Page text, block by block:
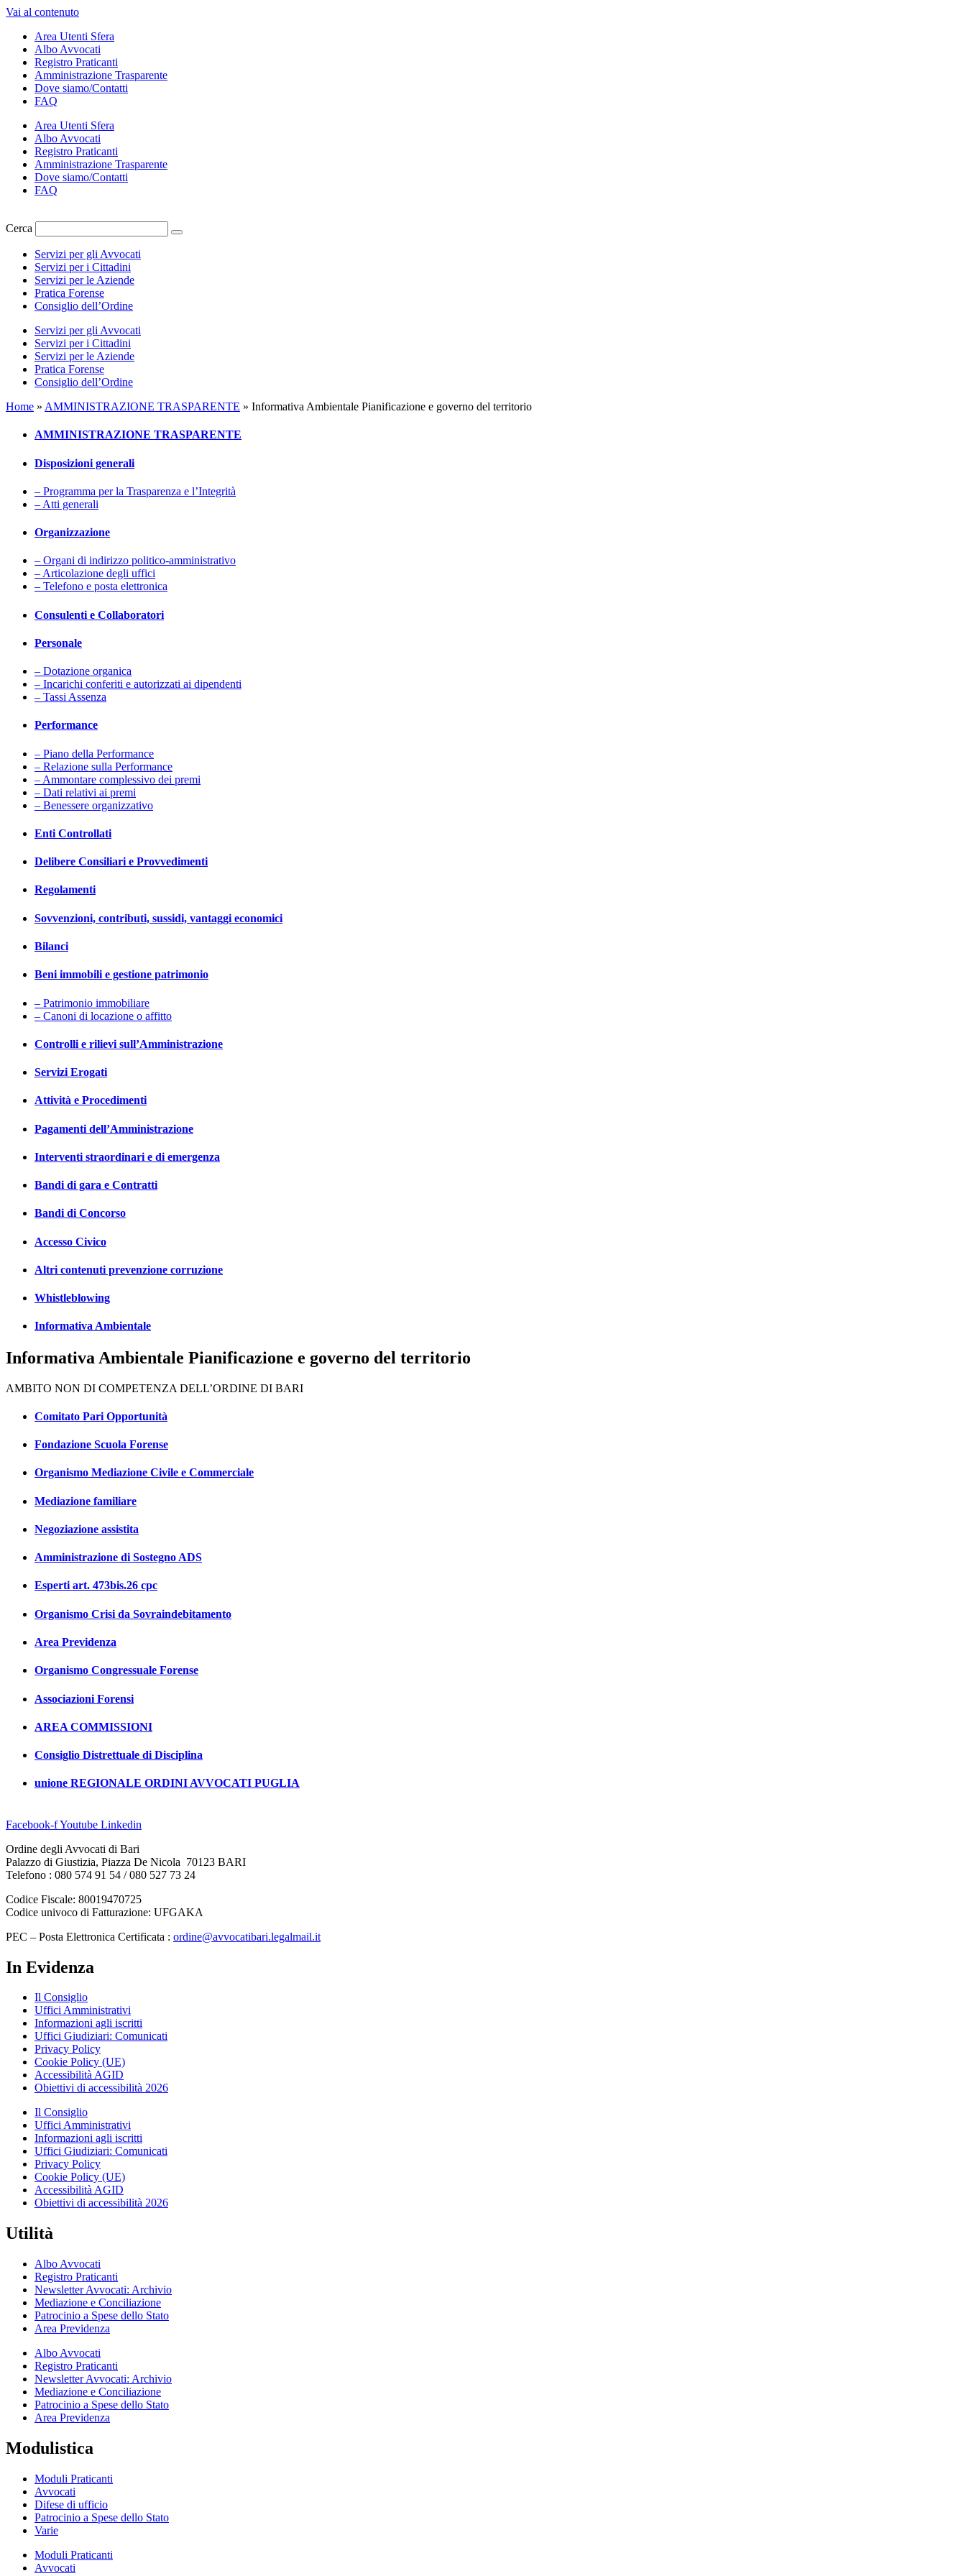
Vai al contenuto
Area Utenti Sfera
Albo Avvocati
Registro Praticanti
Amministrazione Trasparente
Dove siamo/Contatti
FAQ
Area Utenti Sfera
Albo Avvocati
Registro Praticanti
Amministrazione Trasparente
Dove siamo/Contatti
FAQ
Cerca
Servizi per gli Avvocati
Servizi per i Cittadini
Servizi per le Aziende
Pratica Forense
Consiglio dell’Ordine
Servizi per gli Avvocati
Servizi per i Cittadini
Servizi per le Aziende
Pratica Forense
Consiglio dell’Ordine
Home » AMMINISTRAZIONE TRASPARENTE » Informativa Ambientale Pianificazione e governo del territorio
AMMINISTRAZIONE TRASPARENTE
Disposizioni generali
– Programma per la Trasparenza e l’Integrità
– Atti generali
Organizzazione
– Organi di indirizzo politico-amministrativo
– Articolazione degli uffici
– Telefono e posta elettronica
Consulenti e Collaboratori
Personale
– Dotazione organica
– Incarichi conferiti e autorizzati ai dipendenti
– Tassi Assenza
Performance
– Piano della Performance
– Relazione sulla Performance
– Ammontare complessivo dei premi
– Dati relativi ai premi
– Benessere organizzativo
Enti Controllati
Delibere Consiliari e Provvedimenti
Regolamenti
Sovvenzioni, contributi, sussidi, vantaggi economici
Bilanci
Beni immobili e gestione patrimonio
– Patrimonio immobiliare
– Canoni di locazione o affitto
Controlli e rilievi sull’Amministrazione
Servizi Erogati
Attività e Procedimenti
Pagamenti dell’Amministrazione
Interventi straordinari e di emergenza
Bandi di gara e Contratti
Bandi di Concorso
Accesso Civico
Altri contenuti prevenzione corruzione
Whistleblowing
Informativa Ambientale
Informativa Ambientale Pianificazione e governo del territorio
AMBITO NON DI COMPETENZA DELL’ORDINE DI BARI
Comitato Pari Opportunità
Fondazione Scuola Forense
Organismo Mediazione Civile e Commerciale
Mediazione familiare
Negoziazione assistita
Amministrazione di Sostegno ADS
Esperti art. 473bis.26 cpc
Organismo Crisi da Sovraindebitamento
Area Previdenza
Organismo Congressuale Forense
Associazioni Forensi
AREA COMMISSIONI
Consiglio Distrettuale di Disciplina
unione REGIONALE ORDINI AVVOCATI PUGLIA
Facebook-fYoutube Linkedin
Ordine degli Avvocati di Bari
Palazzo di Giustizia, Piazza De Nicola 70123 BARI
Telefono : 080 574 91 54 / 080 527 73 24
Codice Fiscale: 80019470725
Codice univoco di Fatturazione: UFGAKA
PEC – Posta Elettronica Certificata : ordine@avvocatibari.legalmail.it
In Evidenza
Il Consiglio
Uffici Amministrativi
Informazioni agli iscritti
Uffici Giudiziari: Comunicati
Privacy Policy
Cookie Policy (UE)
Accessibilità AGID
Obiettivi di accessibilità 2026
Il Consiglio
Uffici Amministrativi
Informazioni agli iscritti
Uffici Giudiziari: Comunicati
Privacy Policy
Cookie Policy (UE)
Accessibilità AGID
Obiettivi di accessibilità 2026
Utilità
Albo Avvocati
Registro Praticanti
Newsletter Avvocati: Archivio
Mediazione e Conciliazione
Patrocinio a Spese dello Stato
Area Previdenza
Albo Avvocati
Registro Praticanti
Newsletter Avvocati: Archivio
Mediazione e Conciliazione
Patrocinio a Spese dello Stato
Area Previdenza
Modulistica
Moduli Praticanti
Avvocati
Difese di ufficio
Patrocinio a Spese dello Stato
Varie
Moduli Praticanti
Avvocati